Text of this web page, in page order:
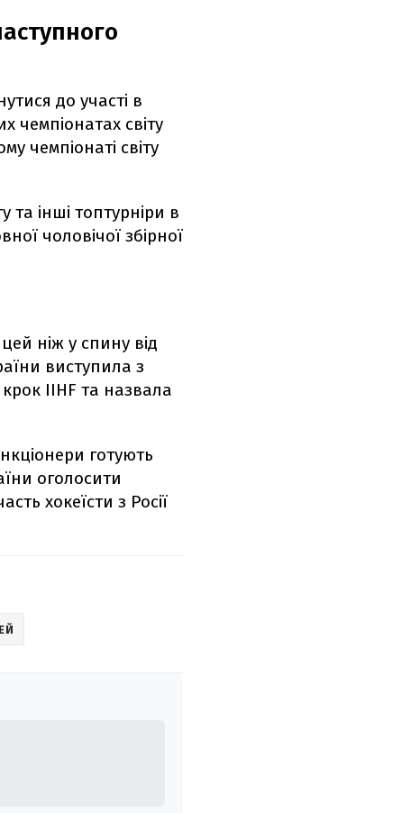
до участі в
чемпіонатах світу
чемпіонаті світу
та інші топтурніри в
чоловічої збірної
ніж у спину від
виступила з
IIHF та назвала
готують
оголосити
хокеїсти з Росії